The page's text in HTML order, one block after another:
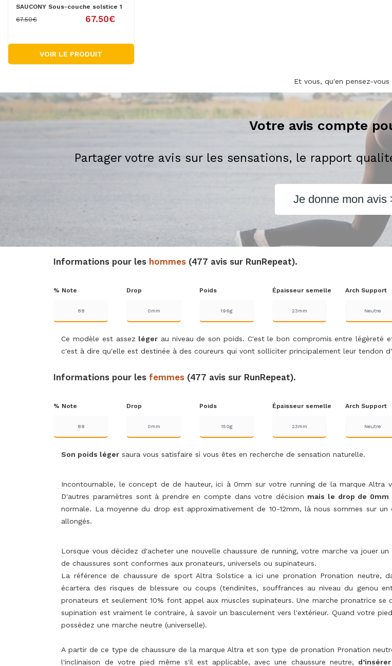
SAUCONY Sous-couche solstice 1
67.50€
67.50€
VOIR LE PRODUIT
Et vous, qu'en pensez-vous
Votre avis compte
Partager votre avis sur les sensations, le rapport
Je donne mon avis
Informations pour les hommes (477 avis sur RunRepeat).
% Note
88
Drop
0mm
Poids
196g
Épaisseur semelle
23mm
Arch Support
Neutre
Ce modèle est assez léger au niveau de son poids. C'est le bon compromis entre
c'est à dire qu'elle est destinée à des coureurs qui vont solliciter principalement leur tendon
Informations pour lesfemmes (477 avis sur RunRepeat).
% Note
88
Drop
0mm
Poids
150g
Épaisseur semelle
23mm
Arch Support
Neutre
Son poids léger saura vous satisfaire si vous êtes en recherche de sensation naturelle.
Incontournable, le concept de de hauteur, ici à 0mm sur votre running de la marque
D'autres paramètres sont à prendre en compte dans votre décision mais le drop de 0mm
normale. La moyenne du drop est approximativement de 10-12mm, là nous sommes sur
allongés.
Lorsque vous décidez d'acheter une nouvelle chaussure de running, votre marche va jouer
de chaussures sont conformes aux pronateurs, universels ou supinateurs.
La référence de chaussure de sport Altra Solstice a ici une pronation Pronation neutre,
écartera des risques de blessure ou coups (tendinites, souffrances au niveau du genou
pronateurs et seulement 10% font appel aux muscles supinateurs. Une marche pronatrice
supination est vraiment le contraire, à savoir un basculement vers l'extérieur. Quand votre
possédez une marche neutre (universelle).
A partir de ce type de chaussure de la marque Altra et son type de pronation Pronation
l'inclinaison de votre pied même s'il est applicable, avec une chaussure neutre,